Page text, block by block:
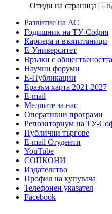
Отиди на страница
<
Развитие на АС
Годишник на ТУ-София
Кариера и възпитаници
Е-Университет
Връзки с обществеността
Научни форуми
Е-Публикации
Еразъм харта 2021-2027
E-mail
Медиите за нас
Оперативни програми
Репозиториум на ТУ-
Публични търгове
Е-mail Студенти
YouTube
СОПКОНИ
Издателство
Профил на купувача
Телефонен указател
Facebook